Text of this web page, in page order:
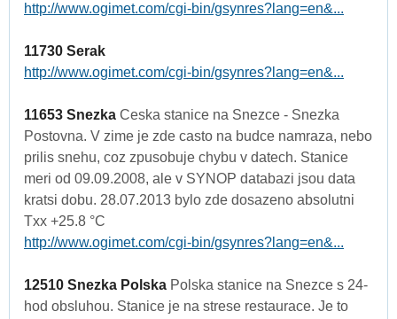
http://www.ogimet.com/cgi-bin/gsynres?lang=en&...
11730 Serak
http://www.ogimet.com/cgi-bin/gsynres?lang=en&...
11653 Snezka Ceska stanice na Snezce - Snezka
Postovna. V zime je zde casto na budce namraza, nebo
prilis snehu, coz zpusobuje chybu v datech. Stanice
meri od 09.09.2008, ale v SYNOP databazi jsou data
kratsi dobu. 28.07.2013 bylo zde dosazeno absolutni
Txx +25.8 °C
http://www.ogimet.com/cgi-bin/gsynres?lang=en&...
12510 Snezka Polska Polska stanice na Snezce s 24-
hod obsluhou. Stanice je na strese restaurace. Je to